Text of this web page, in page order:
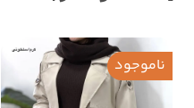
ناموجود